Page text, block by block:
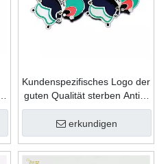
Kundenspezifisches Logo der
guten Qualität sterben Antik-
Goldmetallsport-
Gedenkkarnevals-Abzeichen
erkundigen